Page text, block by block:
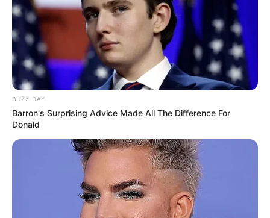
BUZZ DAY
Barron's Surprising Advice Made All The Difference For
Donald